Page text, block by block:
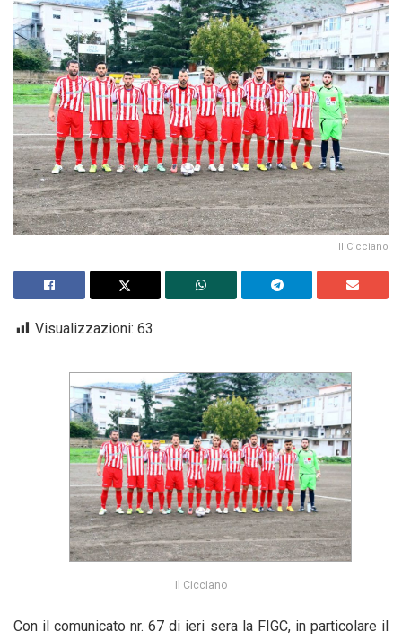
Il Cicciano
Visualizzazioni: 63
Il Cicciano
Con il comunicato nr. 67 di ieri sera la FIGC, in particolare il